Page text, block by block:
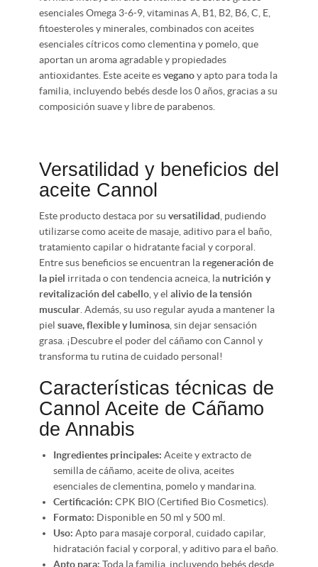
esenciales Omega 3-6-9, vitaminas A, B1, B2, B6, C, E,
fitoesteroles y minerales, combinados con aceites
esenciales cítricos como clementina y pomelo, que
aportan un aroma agradable y propiedades
antioxidantes. Este aceite esveganoy apto para toda la
familia, incluyendo bebés desde los 0 años, gracias a su
composición suave y libre de parabenos.
Versatilidad y beneficios del
aceite Cannol
Este producto destaca por su versatilidad , pudiendo
utilizarse como aceite de masaje, aditivo para el baño,
tratamiento capilar o hidratante facial y corporal.
Entre sus beneficios se encuentran la regeneración de
la piel irritada o con tendencia acneica, la nutrición y
revitalización del cabello , y el alivio de la tensión
muscular . Además, su uso regular ayuda a mantener la
piel suave, flexible y luminosa , sin dejar sensación
grasa. ¡Descubre el poder del cáñamo con Cannol y
transforma tu rutina de cuidado personal!
Características técnicas de
Cannol Aceite de Cáñamo
de Annabis
Ingredientes principales: Aceite y extracto de
semilla de cáñamo, aceite de oliva, aceites
esenciales de clementina, pomelo y mandarina.
Certificación: CPK BIO (Certified Bio Cosmetics).
Formato: Disponible en 50 ml y 500 ml.
Uso: Apto para masaje corporal, cuidado capilar,
hidratación facial y corporal, y aditivo para el baño.
Apto para: Toda la familia, incluyendo bebés desde